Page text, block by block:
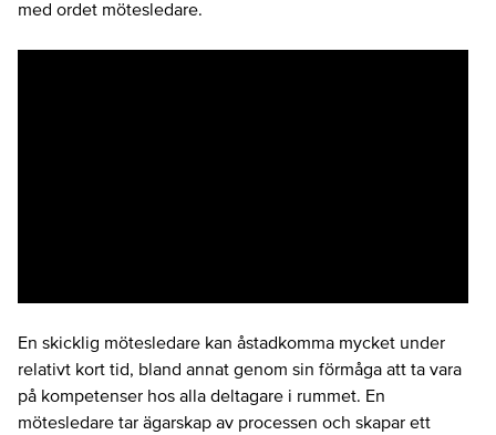
med ordet mötesledare.
En skicklig mötesledare kan åstadkomma mycket under
relativt kort tid, bland annat genom sin förmåga att ta vara
på kompetenser hos alla deltagare i rummet. En
mötesledare tar ägarskap av processen och skapar ett